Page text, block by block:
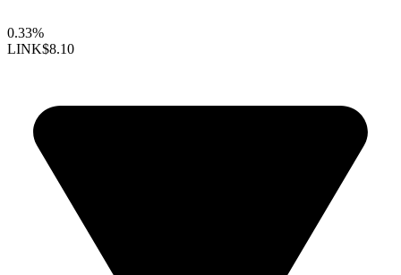
0.33%
LINK$8.10